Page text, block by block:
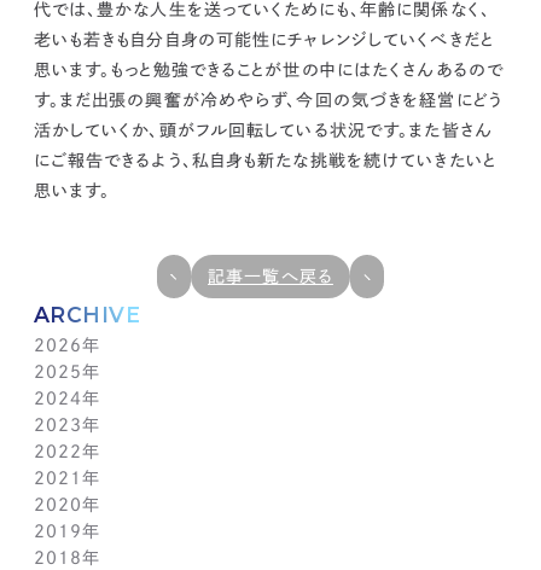
ARCHIVE
2026年
7月(1)
6月(1)
5月(1)
4月(1)
3月(1)
2月(1)
1月(1)
2025年
12月(1)
11月(1)
10月(1)
9月(1)
8月(1)
7月(1)
6月(1)
2024年
11月(1)
10月(1)
9月(1)
8月(1)
7月(1)
6月(1)
2023年
11月(1)
10月(1)
9月(1)
8月(1)
7月(1)
2022年
11月(1)
10月(1)
9月(1)
8月(1)
2021年
11月(1)
10月(1)
9月(1)
2020年
11月(2)
9月(2)
2019年
12月(2)
2018年
代では、豊かな人生を送っていくためにも、 年齢に関係なく、
老いも若きも自分自身の可能性にチャレンジしていくべきだと
思います。 もっと勉強できることが世の中にはたくさんあるので
す。まだ出張の興奮が冷めやらず、今回の気づきを経営にどう
活かしていくか、頭がフル回転している状況です。また皆さん
にご報告できるよう、私自身も新たな挑戦を続けていきたいと
思います。
記事一覧へ戻る